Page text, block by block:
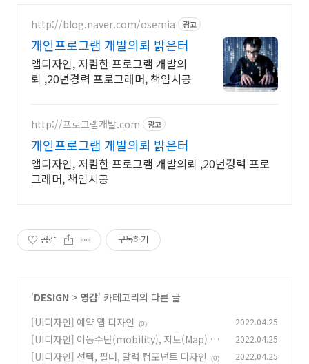
http://blog.naver.com/osemia 광고
개인프로그램 개발의뢰 밝은터
앱디자인, 저렴한 프로그램 개발의
뢰 ,20년경력 프로그래머, 책임시공
http://프로그램개발.com 광고
개인프로그램 개발의뢰 밝은터
앱디자인, 저렴한 프로그램 개발의뢰 ,20년경력 프로
그래머, 책임시공
공감 구독하기
'DESIGN > 영감' 카테고리의 다른 글
[UI디자인] 예약 앱 디자인
(0) 2022.04.25
[UI디자인] 이동수단(mobility), 지도(Map) 앱
디자인
(0)
2022.04.25
[UI디자인] 선택, 필터, 달력 컴포넌트 디자인 (0) 2022.04.25